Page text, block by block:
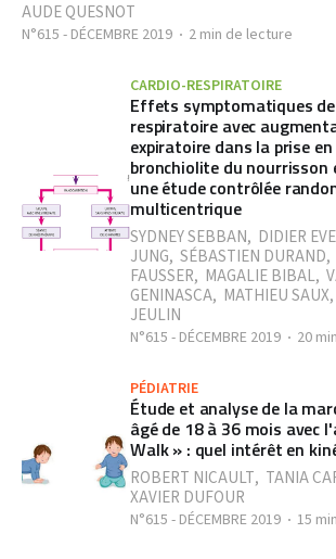
AUDE QUESNOT
N°615 - DÉCEMBRE 2019 2 min de lecture
CARDIO-RESPIRATOIRE
Effets symptomatiques
respiratoire avec
expiratoire dans la prise
bronchiolite du nourrisson
une étude contrôlée
multicentrique
SYDNEY SEBBAN, DIDIER
JUNG, SÉBASTIEN DURAND,
FAUSSER, MAGALIE BIBAL,
GENINASCA, MATHIEU SAUX,
JEULIN
N°615 - DÉCEMBRE 2019 20
PÉDIATRIE
Étude et analyse de la
âgé de 18 à 36 mois avec
Walk » : quel intérêt en
ROBERT NICAULT, TANIA
XAVIER DUFOUR
N°615 - DÉCEMBRE 2019 15